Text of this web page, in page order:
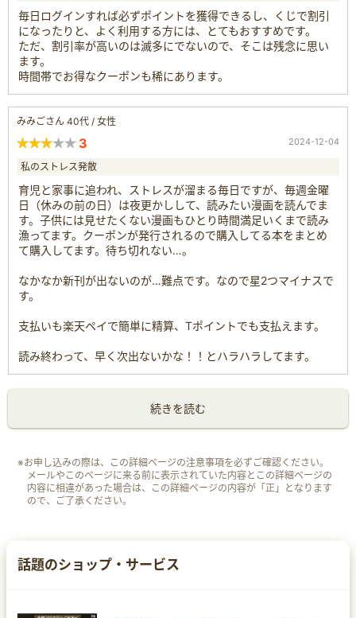
毎日ログインすれば必ずポイントを獲得できるし、くじで割引
になったりと、よく利用する方には、とてもおすすめです。
ただ、割引率が高いのは滅多にでないので、そこは残念に思い
ます。
時間帯でお得なクーポンも稀にあります。
みみごさん 40代 / 女性
3 2024-12-04
私のストレス発散
育児と家事に追われ、ストレスが溜まる毎日ですが、毎週金曜
日（休みの前の日）は夜更かしして、読みたい漫画を読んでま
す。子供には見せたくない漫画もひとり時間満足いくまで読み
漁ってます。クーポンが発行されるので購入してる本をまとめ
て購入してます。待ち切れない…。
なかなか新刊が出ないのが…難点です。なので星2つマイナスで
す。
支払いも楽天ペイで簡単に精算、Tポイントでも支払えます。
読み終わって、早く次出ないかな！！とハラハラしてます。
続きを読む
※お申し込みの際は、この詳細ページの注意事項を必ずご確認ください。
メールやこのページに来る前に表示されていた内容とこの詳細ページの
内容に相違があった場合は、この詳細ページの内容が「正」となります
ので、ご了承ください。
話題のショップ・サービス